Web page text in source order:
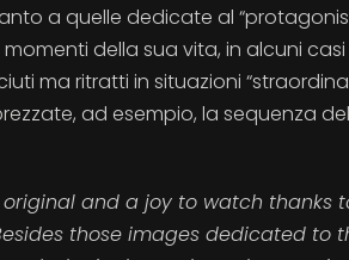
a quelle dedicate al
della sua vita, in alcuni
ma ritratti in situazioni
ad esempio, la sequenza
and a joy to watch
those images dedicated to